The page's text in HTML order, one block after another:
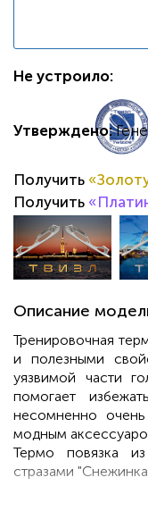
Не устроило:
Утверждено:
Получить
Получить
Описание
Тренировочная
и полезными
уязвимой части
помогает
несомненно
модным
Термо повязка
стразами